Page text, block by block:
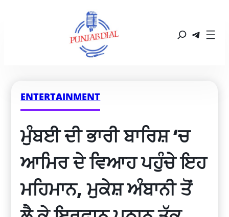
ENTERTAINMENT
ਮੁੰਬਈ ਦੀ ਭਾਰੀ ਬਾਰਿਸ਼ ‘ਚ
ਆਮਿਰ ਦੇ ਵਿਆਹ ਪਹੁੰਚੇ ਇਹ
ਮਹਿਮਾਨ, ਮੁਕੇਸ਼ ਅੰਬਾਨੀ ਤੋਂ